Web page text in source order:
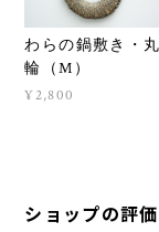
わらの鍋敷き・丸
輪（M）
¥2,800
ショップの評価